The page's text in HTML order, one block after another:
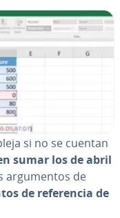
si no se cuentan
sumar los de abril
ar­gu­me­n­tos de
de re­fe­re­n­cia de